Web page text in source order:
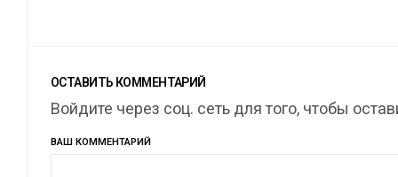
ОСТАВИТЬ КОММЕНТАРИЙ
Войдите через соц. сеть для того, чтобы
ВАШ КОММЕНТАРИЙ